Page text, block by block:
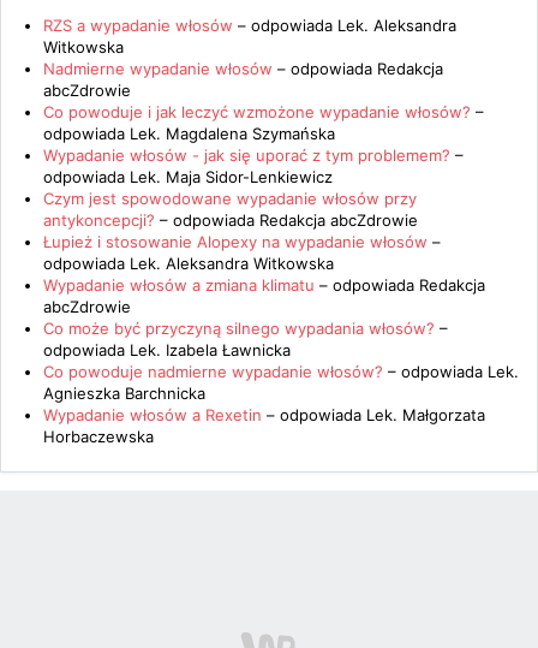
RZS a wypadanie włosów – odpowiada Lek. Aleksandra
Witkowska
Nadmierne wypadanie włosów – odpowiada Redakcja
abcZdrowie
Co powoduje i jak leczyć wzmożone wypadanie włosów? –
odpowiada Lek. Magdalena Szymańska
Wypadanie włosów - jak się uporać z tym problemem? –
odpowiada Lek. Maja Sidor-Lenkiewicz
Czym jest spowodowane wypadanie włosów przy
antykoncepcji? – odpowiada Redakcja abcZdrowie
Łupież i stosowanie Alopexy na wypadanie włosów –
odpowiada Lek. Aleksandra Witkowska
Wypadanie włosów a zmiana klimatu – odpowiada Redakcja
abcZdrowie
Co może być przyczyną silnego wypadania włosów? –
odpowiada Lek. Izabela Ławnicka
Co powoduje nadmierne wypadanie włosów? – odpowiada Lek.
Agnieszka Barchnicka
Wypadanie włosów a Rexetin – odpowiada Lek. Małgorzata
Horbaczewska